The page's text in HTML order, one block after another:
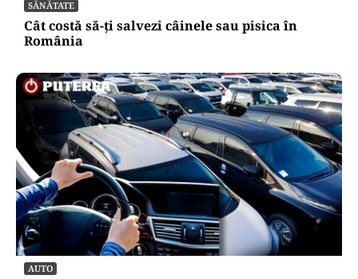
SĂNĂTATE
Cât costă să-ți salvezi câinele sau pisica în
România
AUTO